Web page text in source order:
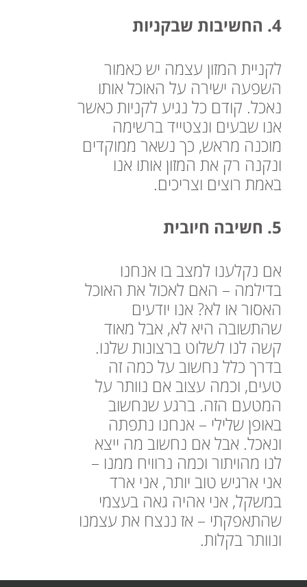
4. החשיבות שבקניות
לקניית המזון עצמה יש כאמור
השפעה ישירה על האוכל אותו
נאכל. קודם כל נגיע לקניות כאשר
אנו שבעים ונצטייד ברשימה
מוכנה מראש, כך נשאר ממוקדים
ונקנה רק את המזון אותו אנו
באמת רוצים וצריכים.
5. חשיבה חיובית
אם נקלענו למצב בו אנחנו
בדילמה – האם לאכול את האוכל
האסור או לא? אנו יודעים
שהתשובה היא לא, אבל מאוד
קשה לנו לשלוט ברצונות שלנו.
בדרך כלל נחשוב על כמה זה
טעים, וכמה עצוב אם נוותר על
המטעם הזה. ברגע שנחשוב
באופן שלילי – אנחנו נתפתה
ונאכל. אבל אם נחשוב מה ייצא
לנו מהויתור וכמה נרוויח ממנו –
אני ארגיש טוב יותר, אני ארד
במשקל, אני אהיה גאה בעצמי
שהתאפקתי – אז ננצח את עצמנו
ונוותר בקלות.